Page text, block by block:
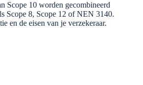
Scope 10 worden gecombineerd
Scope 8, Scope 12 of NEN 3140.
en de eisen van je verzekeraar.